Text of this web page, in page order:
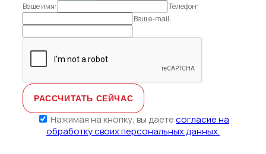
Ваше имя:
Телефон:
Ваш e-mail:
Нажимая на кнопку, вы даетесогласие на
обработку своих персональных данных.